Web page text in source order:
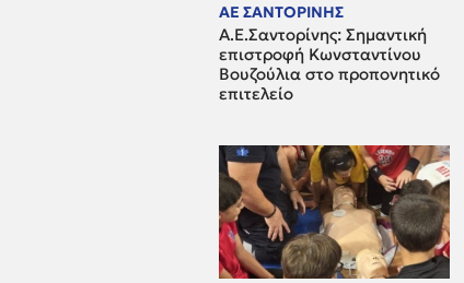
ΑΕ ΣΑΝΤΟΡΙΝΗΣ
Α.Ε.Σαντορίνης: Σημαντική
επιστροφή Κωνσταντίνου
Βουζούλια στο προπονητικό
επιτελείο